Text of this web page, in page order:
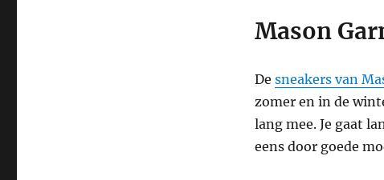
Mason
De sneakers van
zomer en in de
lang mee. Je gaat
eens door goede